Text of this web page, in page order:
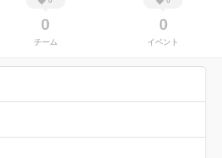
0
チーム
0
イベント